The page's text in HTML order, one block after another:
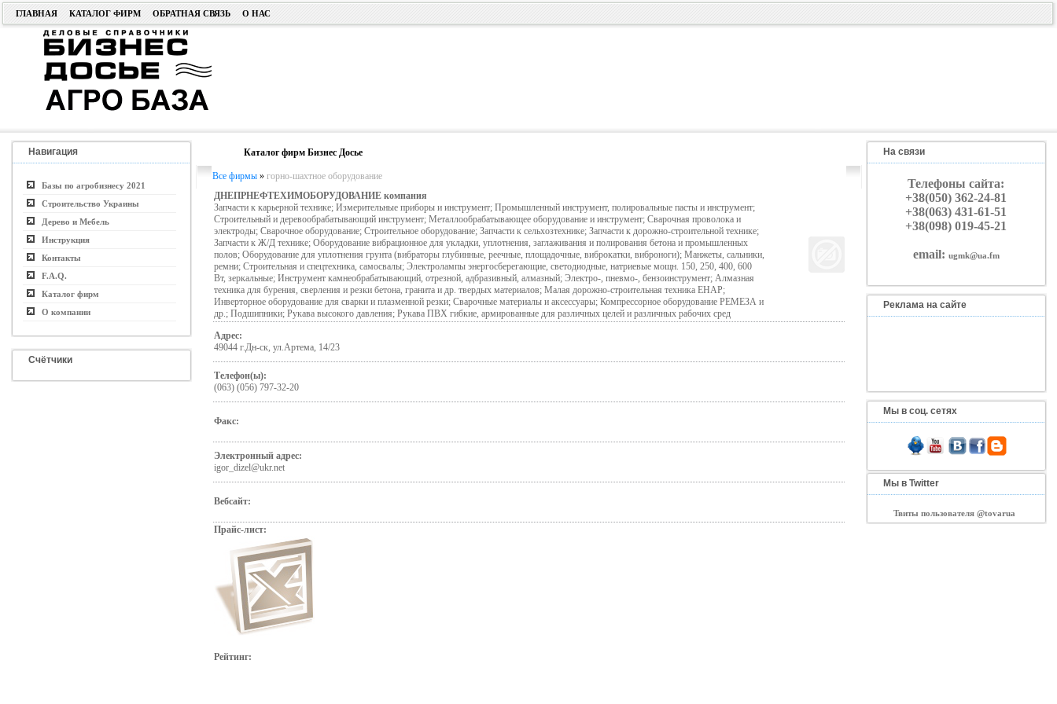
ГЛАВНАЯ КАТАЛОГ ФИРМ ОБРАТНАЯ СВЯЗЬ О НАС
Навигация
Базы по агробизнесу 2021
Строительство Украины
Дерево и Мебель
Инструкция
Контакты
F.A.Q.
Каталог фирм
О компании
Счётчики
Каталог фирм Бизнес Досье
Все фирмы» горно-шахтное оборудование
ДНЕПРНЕФТЕХИМОБОРУДОВАНИЕ компания
Запчасти к карьерной технике; Измерительные приборы и инструмент; Промышленный инструмент, полировальные пасты и инструмент;
Строительный и деревообрабатывающий инструмент; Металлообрабатывающее оборудование и инструмент; Сварочная проволока и
электроды; Сварочное оборудование; Строительное оборудование; Запчасти к сельхозтехнике; Запчасти к дорожно-строительной технике;
Запчасти к Ж/Д технике; Оборудование вибрационное для укладки, уплотнения, заглаживания и полирования бетона и промышленных
полов; Оборудование для уплотнения грунта (вибраторы глубинные, реечные, площадочные, виброкатки, виброноги); Манжеты, сальники,
ремни; Строительная и спецтехника, самосвалы; Электролампы энергосберегающие, светодиодные, натриевые мощн. 150, 250, 400, 600
Вт, зеркальные; Инструмент камнеобрабатывающий, отрезной, адбразивный, алмазный; Электро-, пневмо-, бензоинструмент; Алмазная
техника для бурения, сверления и резки бетона, гранита и др. твердых материалов; Малая дорожно-строительная техника EHAP;
Инверторное оборудование для сварки и плазменной резки; Сварочные материалы и аксессуары; Компрессорное оборудование РЕМЕЗА и
др.; Подшипники; Рукава высокого давления; Рукава ПВХ гибкие, армированные для различных целей и различных рабочих сред
Адрес:
49044 г.Дн-ск, ул.Артема, 14/23
Телефон(ы):
(063) (056) 797-32-20
Факс:
Электронный адрес:
igor_dizel@ukr.net
Вебсайт:
Прайс-лист:
Рейтинг:
На связи
Телефоны сайта:
+38(050) 362-24-81
+38(063) 431-61-51
+38(098) 019-45-21
email: ugmk@ua.fm
Реклама на сайте
Мы в соц. сетях
Мы в Twitter
Твиты пользователя @tovarua